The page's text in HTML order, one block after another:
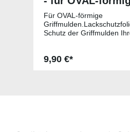
Griffmulden
Für OVAL-förmige
Schutz der Griffmulden
Schutzfolie gegen
Griffmulden. Die Pads
Regulärer Preis:
9,90 €*